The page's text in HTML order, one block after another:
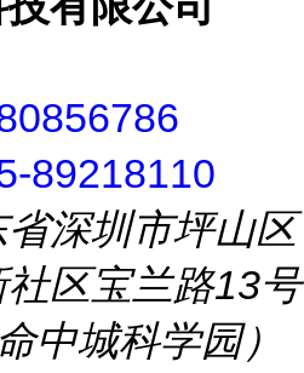
89218110
深圳市坪山区
区宝兰路13号
中城科学园）